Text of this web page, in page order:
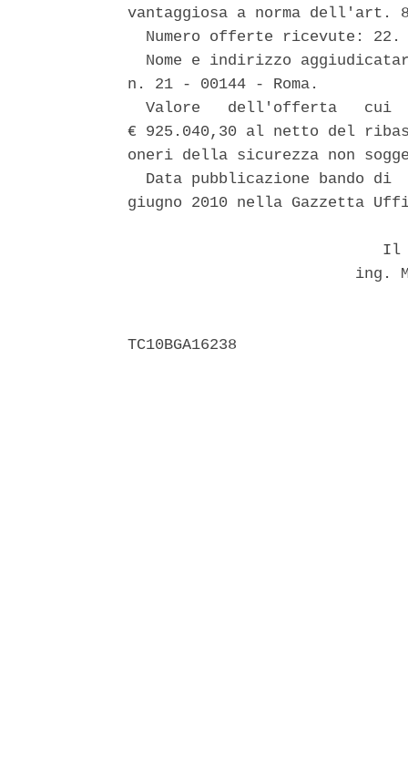
vantaggiosa a norma
Numero offerte ricevute:
Nome e indirizzo
n. 21 - 00144 - Roma.
Valore   dell'offerta   cui
€ 925.040,30 al netto del
oneri della sicurezza non
Data pubblicazione bando di
giugno 2010 nella Gazzetta
ing.